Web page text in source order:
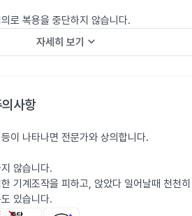
로 복용을 중단하지 않습니다.
자세히 보기 keyboard_arrow_down
사항
이 나타나면 전문가와 상의합니다.
않습니다.
기계조작을 피하고, 앉았다 일어날때 천천
있습니다.